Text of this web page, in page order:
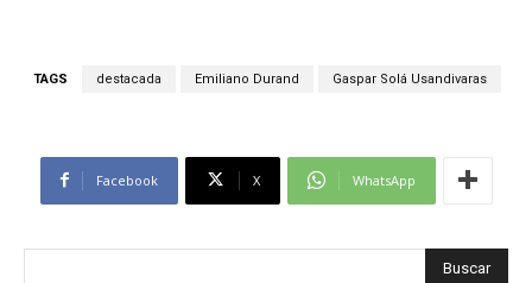
TAGS destacada Emiliano Durand Gaspar Solá Usandivaras
Facebook X WhatsApp